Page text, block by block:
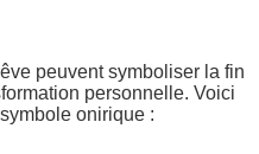
peuvent symboliser la fin
personnelle. Voici
onirique :